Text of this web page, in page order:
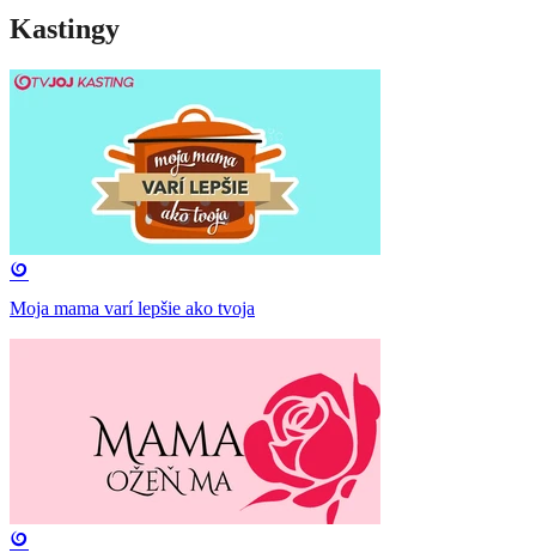
Kastingy
Moja mama varí lepšie ako tvoja